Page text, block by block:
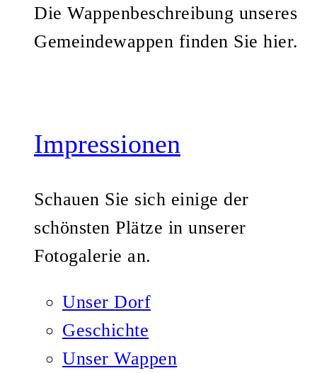
Die Wappenbeschreibung unseres
Gemeindewappen finden Sie hier.
Impressionen
Schauen Sie sich einige der
schönsten Plätze in unserer
Fotogalerie an.
Unser Dorf
Geschichte
Unser Wappen